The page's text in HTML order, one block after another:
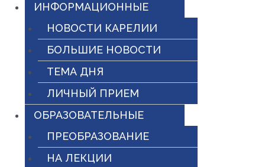
ИНФОРМАЦИОННЫЕ
НОВОСТИ КАРЕЛИИ
БОЛЬШИЕ НОВОСТИ
ТЕМА ДНЯ
ЛИЧНЫЙ ПРИЕМ
ОБРАЗОВАТЕЛЬНЫЕ
ПРЕОБРАЗОВАНИЕ
НА ЛЕКЦИИ